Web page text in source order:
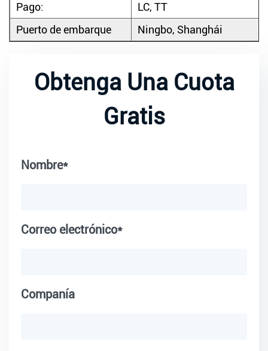
Pago:
LC, TT
Puerto de embarque
Ningbo, Shanghái
Obtenga Una Cuota
Gratis
Nombre*
Correo electrónico*
Companía